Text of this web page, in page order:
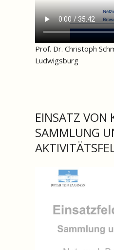
Prof. Dr. Christoph
Ludwigsburg
EINSATZ VON
SAMMLUNG